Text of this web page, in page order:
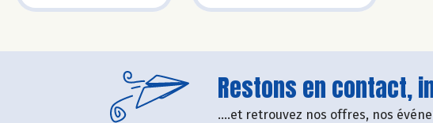
Restons en contact,
....et retrouvez nos offres, nos